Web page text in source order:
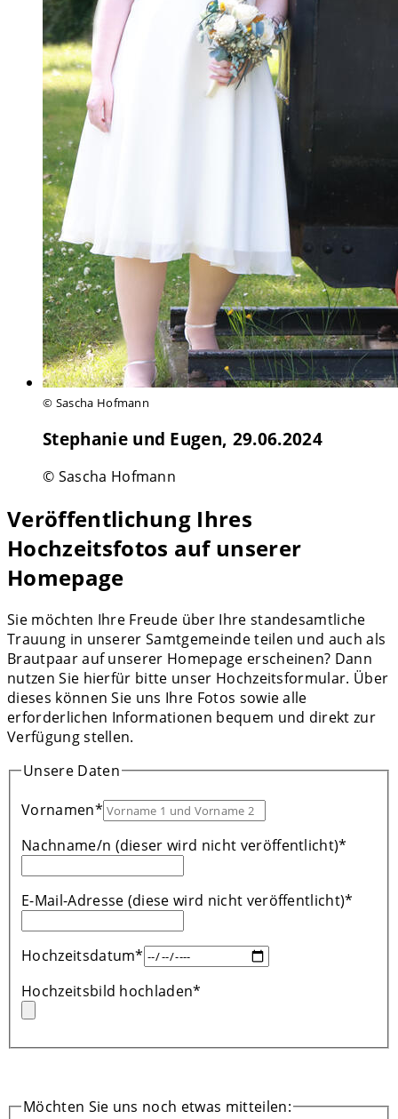
© Sascha Hofmann
Stephanie und Eugen, 29.06.2024
© Sascha Hofmann
Veröffentlichung Ihres
Hochzeitsfotos auf unserer
Homepage
Sie möchten Ihre Freude über Ihre standesamtliche
Trauung in unserer Samtgemeinde teilen und auch als
Brautpaar auf unserer Homepage erscheinen? Dann
nutzen Sie hierfür bitte unser Hochzeitsformular. Über
dieses können Sie uns Ihre Fotos sowie alle
erforderlichen Informationen bequem und direkt zur
Verfügung stellen.
Unsere Daten
Vornamen*
Nachname/n (dieser wird nicht veröffentlicht)*
E-Mail-Adresse (diese wird nicht veröffentlicht)*
Hochzeitsdatum*
Hochzeitsbild hochladen*
Möchten Sie uns noch etwas mitteilen: